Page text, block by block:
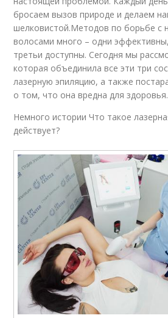
бросаем вызов природе и делаем
шелковистой.Методов по борьбе с
волосами много – одни
третьи доступны. Сегодня мы
которая объединила все эти три
лазерную эпиляцию, а также
о том, что она вредна для здоровья.
Немного истории Что такое
действует?